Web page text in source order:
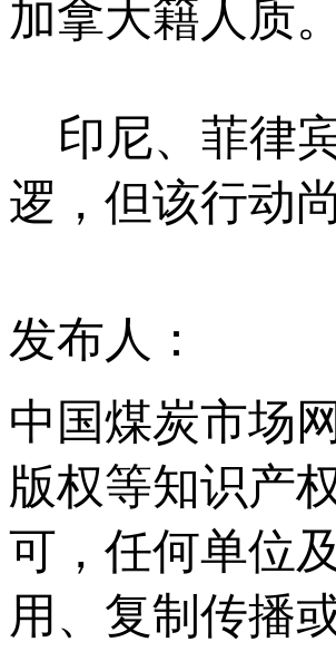
加拿大籍人质。
印尼、菲律
逻，但该行动
发布人：
中国煤炭市场
版权等知识产
可，任何单位
用、复制传播